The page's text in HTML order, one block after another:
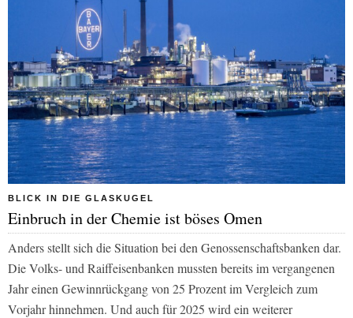
BLICK IN DIE GLASKUGEL
Einbruch in der Chemie ist böses Omen
Anders stellt sich die Situation bei den Genossenschaftsbanken dar.
Die Volks- und Raiffeisenbanken mussten bereits im vergangenen
Jahr einen Gewinnrückgang von 25 Prozent im Vergleich zum
Vorjahr hinnehmen. Und auch für 2025 wird ein weiterer